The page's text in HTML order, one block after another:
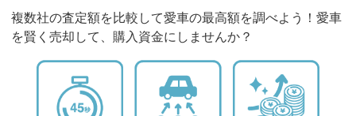
複数社の査定額を比較して愛車の最高額を調べよう！愛車
を賢く売却して、購入資金にしませんか？